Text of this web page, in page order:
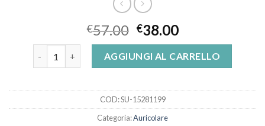
€57.00 €38.00
AGGIUNGI AL CARRELLO
COD:SU-15281199
Categoria:Auricolare